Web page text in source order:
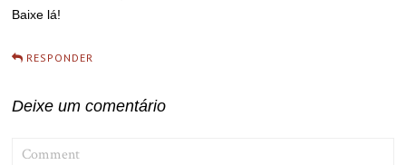
Baixe lá!
RESPONDER
Deixe um comentário